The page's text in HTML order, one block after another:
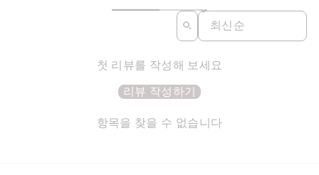
SORT REVIEWS BY
첫 리뷰를 작성해 보세요
리뷰 작성하기
항목을 찾을 수 없습니다